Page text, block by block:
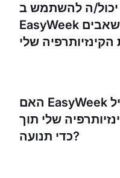
ה להשתמש ב-
EasyWeek להזמנת ציוד ומשאבים
האם EasyWeek מציע פתרון מובייל
שלי תוך
כדי תנועה?